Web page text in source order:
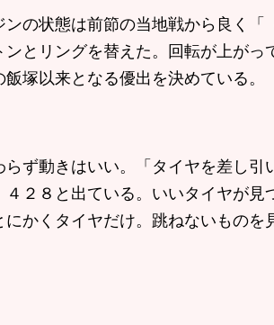
の状態は前節の当地戦から良く「
ンとリングを替えた。回転が上がっ
塚以来となる優出を決めている。
ず動きはいい。「タイヤを差し引
４２８と出ている。いいタイヤが
にかくタイヤだけ。跳ねないもの